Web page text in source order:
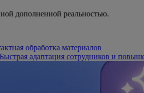
дополненной реальностью.
обработка материалов
Быстрая адаптация сотрудников и